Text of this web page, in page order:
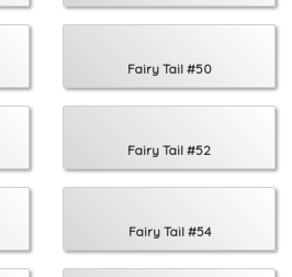
Fairy Tail #50
Fairy Tail #52
Fairy Tail #54